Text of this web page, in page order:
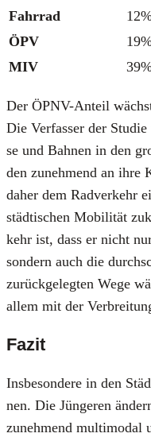
Fahr­rad
ÖPV
MIV
Der ÖPNV-Anteil
Die Ver­fas­ser der
se und Bah­nen in den
den zuneh­mend an ihre
daher dem Rad­ver­kehr
städ­ti­schen Mobi­li­tät
kehr ist, dass er nicht
son­dern auch die
zurück­ge­leg­ten Wege
allem mit der
Fazit
Ins­be­son­de­re in den
nen. Die Jün­ge­ren
zuneh­mend